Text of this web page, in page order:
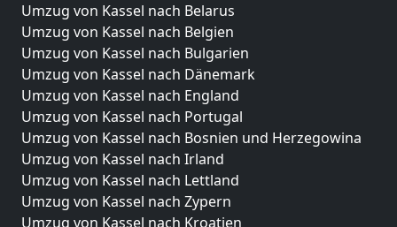
Umzug von Kassel nach Belarus
Umzug von Kassel nach Belgien
Umzug von Kassel nach Bulgarien
Umzug von Kassel nach Dänemark
Umzug von Kassel nach England
Umzug von Kassel nach Portugal
Umzug von Kassel nach Bosnien und Herzegowina
Umzug von Kassel nach Irland
Umzug von Kassel nach Lettland
Umzug von Kassel nach Zypern
Umzug von Kassel nach Kroatien